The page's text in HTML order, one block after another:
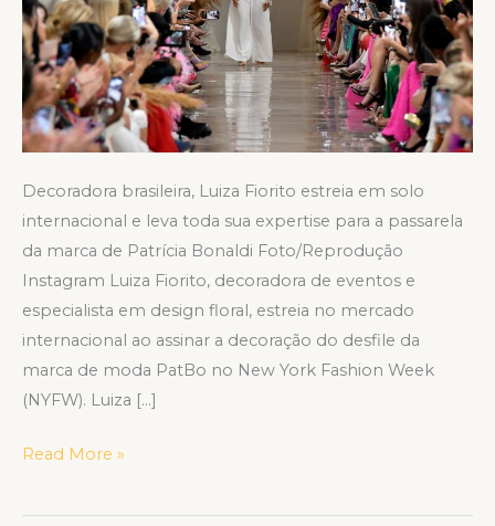
Decoradora brasileira, Luiza Fiorito estreia em solo
internacional e leva toda sua expertise para a passarela
da marca de Patrícia Bonaldi Foto/Reprodução
Instagram Luiza Fiorito, decoradora de eventos e
especialista em design floral, estreia no mercado
internacional ao assinar a decoração do desfile da
marca de moda PatBo no New York Fashion Week
(NYFW). Luiza […]
Week
Read More »